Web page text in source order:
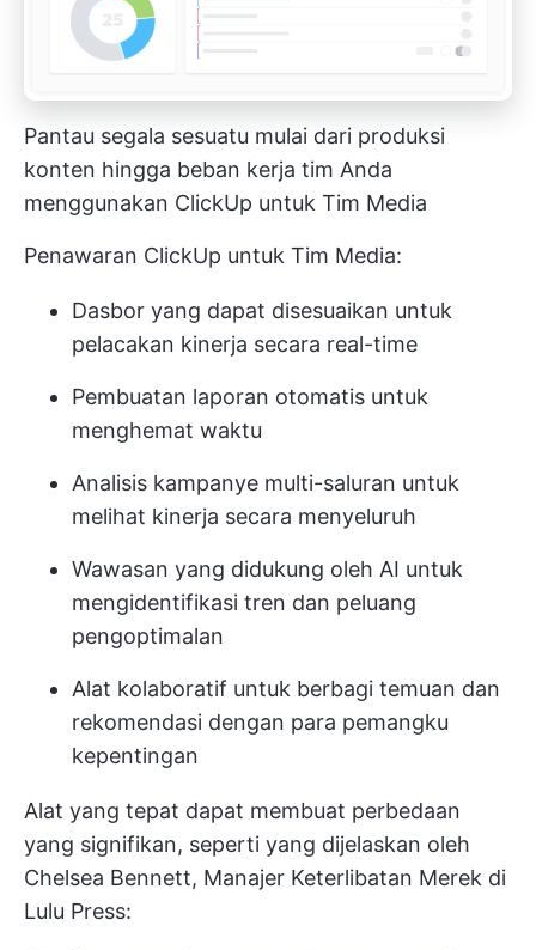
Pantau segala sesuatu mulai dari produksi
konten hingga beban kerja tim Anda
menggunakan ClickUp untuk Tim Media
Penawaran ClickUp untuk Tim Media:
Dasbor yang dapat disesuaikan untuk
pelacakan kinerja secara real-time
Pembuatan laporan otomatis untuk
menghemat waktu
Analisis kampanye multi-saluran untuk
melihat kinerja secara menyeluruh
Wawasan yang didukung oleh AI untuk
mengidentifikasi tren dan peluang
pengoptimalan
Alat kolaboratif untuk berbagi temuan dan
rekomendasi dengan para pemangku
kepentingan
Alat yang tepat dapat membuat perbedaan
yang signifikan, seperti yang dijelaskan oleh
Chelsea Bennett, Manajer Keterlibatan Merek di
Lulu Press: